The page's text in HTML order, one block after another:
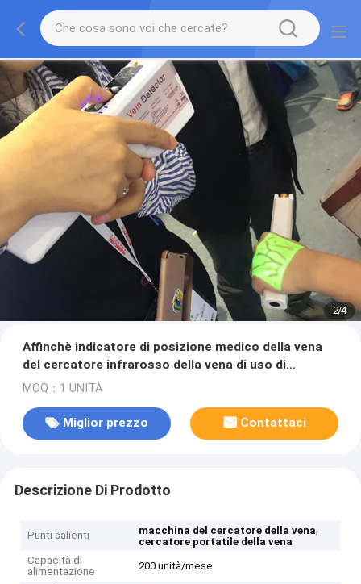
2/4
Affinchè indicatore di posizione medico della vena
del cercatore infrarosso della vena di uso di
iniezione in vena aiutino infermiere a trovare Vessal
MOQ：1 UNITÀ
Miglior prezzo Contattaci
Descrizione Di Prodotto
Punti salienti macchina del cercatore della vena,
cercatore portatile della vena
Capacità di
alimentazione
200 unità/mese